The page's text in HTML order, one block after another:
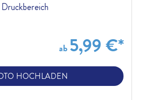
ab5,99 €*
HOCHLADEN